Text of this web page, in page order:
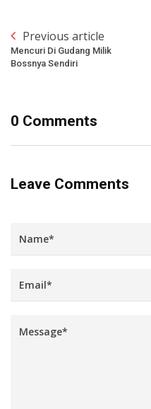
Previous article
Mencuri Di Gudang Milik
Bossnya Sendiri
0 Comments
Leave Comments